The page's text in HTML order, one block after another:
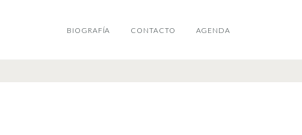
BIOGRAFÍA CONTACTO AGENDA